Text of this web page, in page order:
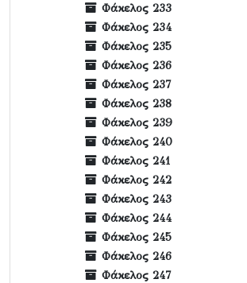
Φάκελος 233
Φάκελος 234
Φάκελος 235
Φάκελος 236
Φάκελος 237
Φάκελος 238
Φάκελος 239
Φάκελος 240
Φάκελος 241
Φάκελος 242
Φάκελος 243
Φάκελος 244
Φάκελος 245
Φάκελος 246
Φάκελος 247